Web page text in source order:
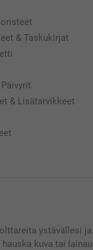
& Taskukirjat
& Lisätarvikkeet
ystävällesi
hauska kuva tai